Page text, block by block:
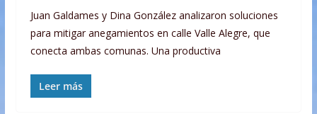
Juan Galdames y Dina González analizaron soluciones
para mitigar anegamientos en calle Valle Alegre, que
conecta ambas comunas. Una productiva
Leer más